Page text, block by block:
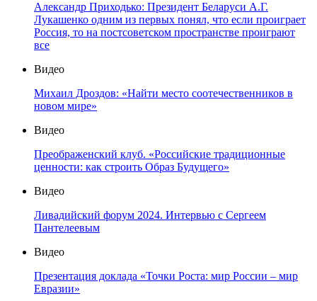
Александр Приходько: Президент Беларуси А.Г.
Лукашенко одним из первых понял, что если проиграет
Россия, то на постсоветском пространстве проиграют
все
Видео
Михаил Дроздов: «Найти место соотечественников в
новом мире»
Видео
Преображенский клуб. «Российские традиционные
ценности: как строить Образ Будущего»
Видео
Ливадийский форум 2024. Интервью с Сергеем
Пантелеевым
Видео
Презентация доклада «Точки Роста: мир России – мир
Евразии»